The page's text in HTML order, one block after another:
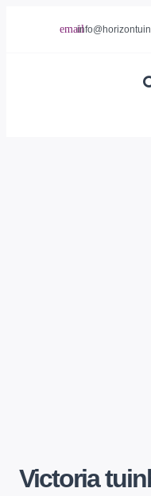
Victoria